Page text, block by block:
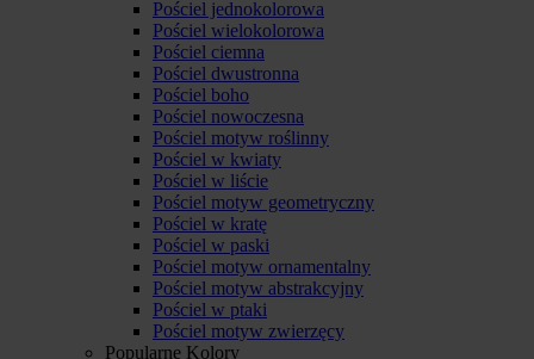
Pościel jednokolorowa
Pościel wielokolorowa
Pościel ciemna
Pościel dwustronna
Pościel boho
Pościel nowoczesna
Pościel motyw roślinny
Pościel w kwiaty
Pościel w liście
Pościel motyw geometryczny
Pościel w kratę
Pościel w paski
Pościel motyw ornamentalny
Pościel motyw abstrakcyjny
Pościel w ptaki
Pościel motyw zwierzęcy
Popularne Kolory